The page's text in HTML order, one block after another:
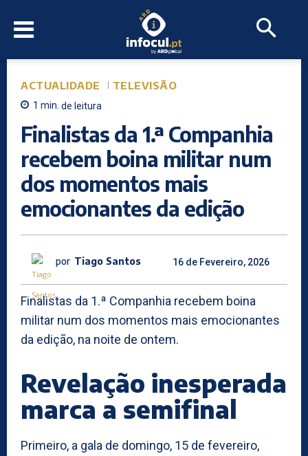
ACTUALIDADE TELEVISÃO
1 min. de leitura
Finalistas da 1.ª Companhia
recebem boina militar num
dos momentos mais
emocionantes da edição
por Tiago Santos 16 de Fevereiro, 2026
Finalistas da 1.ª Companhia recebem boina
militar num dos momentos mais emocionantes
da edição, na noite de ontem.
Revelação inesperada
marca a semifinal
Primeiro, a gala de domingo, 15 de fevereiro,